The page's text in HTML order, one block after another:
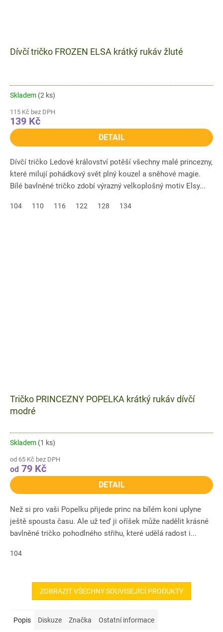
Dívčí tričko FROZEN ELSA krátký rukáv žluté
Skladem (2 ks)
115 Kč bez DPH
139 Kč
DETAIL
Dívčí tričko Ledové království potěší všechny malé princezny,
které milují pohádkový svět plný kouzel a sněhové magie.
Bílé bavlněné tričko zdobí výrazný velkoplošný motiv Elsy...
104 110 116 122 128 134
Tričko PRINCEZNY POPELKA krátký rukáv dívčí
modré
Skladem (1 ks)
od 65 Kč bez DPH
od 79 Kč
DETAIL
Než si pro vaši Popelku přijede princ na bílém koni uplyne
ještě spousta času. Ale už teď ji oříšek může nadělit krásné
bavlněné tričko pohodlného střihu, které udělá radost i...
104
ZOBRAZIT VŠECHNY SOUVISEJÍCÍ PRODUKTY
Popis Diskuze Značka Ostatní informace